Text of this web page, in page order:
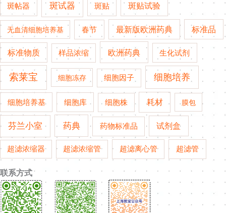
斑帖器 斑试器 斑贴 斑贴试验
无血清细胞培养基 春节 最新版欧洲药典 标准品
标准物质 样品浓缩 欧洲药典 生化试剂
索莱宝 细胞冻存 细胞因子 细胞培养
细胞培养基 细胞库 细胞株 耗材 膜包
芬兰小室 药典 药物标准品 试剂盒
超滤浓缩器 超滤浓缩管 超滤离心管 超滤管
联系方式